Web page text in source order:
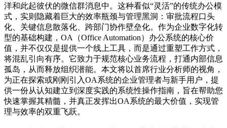
洋和此起彼伏的微信群消息中。这种看似“灵活”的传统办公模
式，实则隐藏着巨大的效率瓶颈与管理黑洞：审批流程口头
化、关键信息散落化、跨部门协作壁垒化。作为企业数字化转
型的基础构建，OA（Office Automation）办公系统的核心价
值，并不仅仅是提供一个线上工具，而是通过重塑工作方式，
将混乱引向有序。它致力于规范核心业务流程，打通内部信息
孤岛，从而释放组织潜能。本文将以首席行业分析师的视角，
为正在探索或刚刚引入OA系统的企业管理者与新手用户，提
供一份从认知建立到深度实践的系统性操作指南，旨在帮助您
快速掌握其精髓，并真正发挥出OA系统的最大价值，实现管
理与效率的双重飞跃。